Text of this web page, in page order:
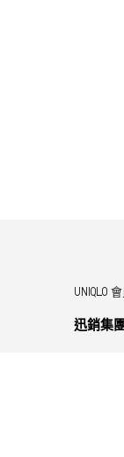
UNIQLO
迅銷集